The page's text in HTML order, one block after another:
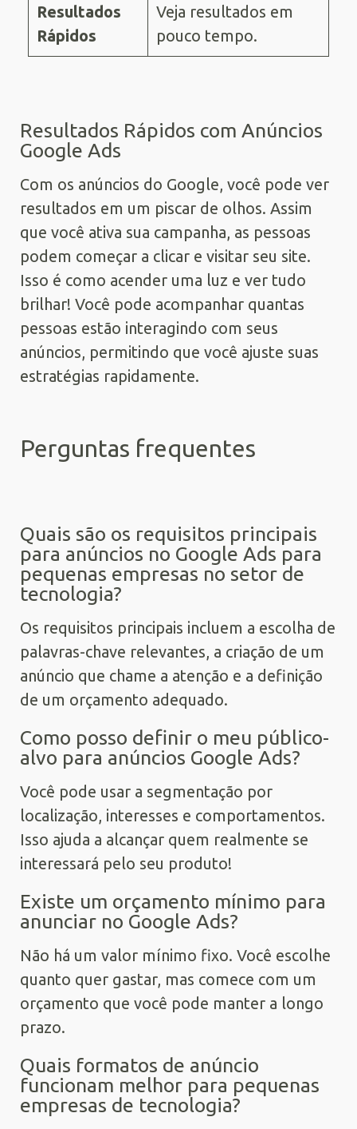
Resultados
Rápidos
Veja resultados em
pouco tempo.
Resultados Rápidos com Anúncios
Google Ads
Com os anúncios do Google, você pode ver
resultados em um piscar de olhos. Assim
que você ativa sua campanha, as pessoas
podem começar a clicar e visitar seu site.
Isso é como acender uma luz e ver tudo
brilhar! Você pode acompanhar quantas
pessoas estão interagindo com seus
anúncios, permitindo que você ajuste suas
estratégias rapidamente.
Perguntas frequentes
Quais são os requisitos principais
para anúncios no Google Ads para
pequenas empresas no setor de
tecnologia?
Os requisitos principais incluem a escolha de
palavras-chave relevantes, a criação de um
anúncio que chame a atenção e a definição
de um orçamento adequado.
Como posso definir o meu público-
alvo para anúncios Google Ads?
Você pode usar a segmentação por
localização, interesses e comportamentos.
Isso ajuda a alcançar quem realmente se
interessará pelo seu produto!
Existe um orçamento mínimo para
anunciar no Google Ads?
Não há um valor mínimo fixo. Você escolhe
quanto quer gastar, mas comece com um
orçamento que você pode manter a longo
prazo.
Quais formatos de anúncio
funcionam melhor para pequenas
empresas de tecnologia?